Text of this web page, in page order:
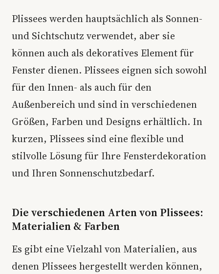
Plissees werden hauptsächlich als Sonnen-
und Sichtschutz verwendet, aber sie
können auch als dekoratives Element für
Fenster dienen. Plissees eignen sich sowohl
für den Innen- als auch für den
Außenbereich und sind in verschiedenen
Größen, Farben und Designs erhältlich. In
kurzen, Plissees sind eine flexible und
stilvolle Lösung für Ihre Fensterdekoration
und Ihren Sonnenschutzbedarf.
Die verschiedenen Arten von Plissees:
Materialien & Farben
Es gibt eine Vielzahl von Materialien, aus
denen Plissees hergestellt werden können,